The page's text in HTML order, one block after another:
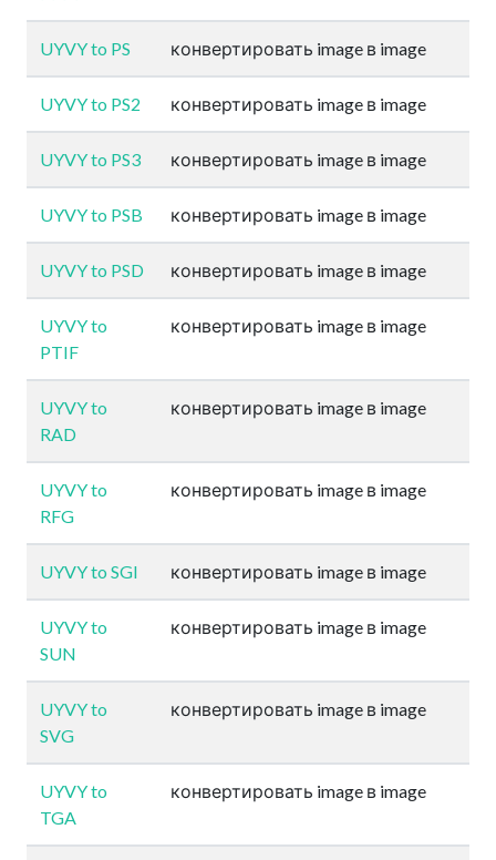
UYVY to PS конвертировать image в image
UYVY to PS2 конвертировать image в image
UYVY to PS3 конвертировать image в image
UYVY to PSB конвертировать image в image
UYVY to PSD конвертировать image в image
UYVY to
PTIF
конвертировать image в image
UYVY to
RAD
конвертировать image в image
UYVY to
RFG
конвертировать image в image
UYVY to SGI конвертировать image в image
UYVY to
SUN
конвертировать image в image
UYVY to
SVG
конвертировать image в image
UYVY to
TGA
конвертировать image в image